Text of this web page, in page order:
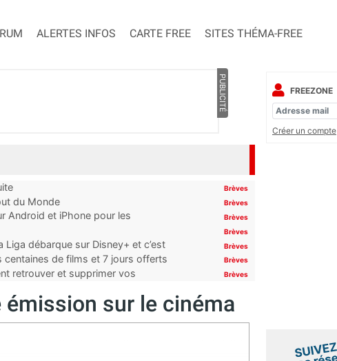
ALERTES INFOS CARTE FREE SITES THÉMA-FREE
PUBLICITÉ
Brèves
du Monde Brèves
Android et iPhone pour les
Brèves
Brèves
débarque sur Disney+ et c’est
Brèves
centaines de films et 7 jours offerts Brèves
retrouver et supprimer vos
Brèves
sur le cinéma
FREEZONE
Créer un compte